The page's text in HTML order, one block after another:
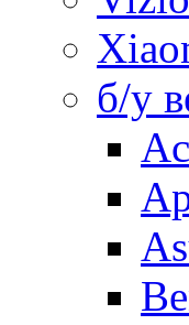
б/у